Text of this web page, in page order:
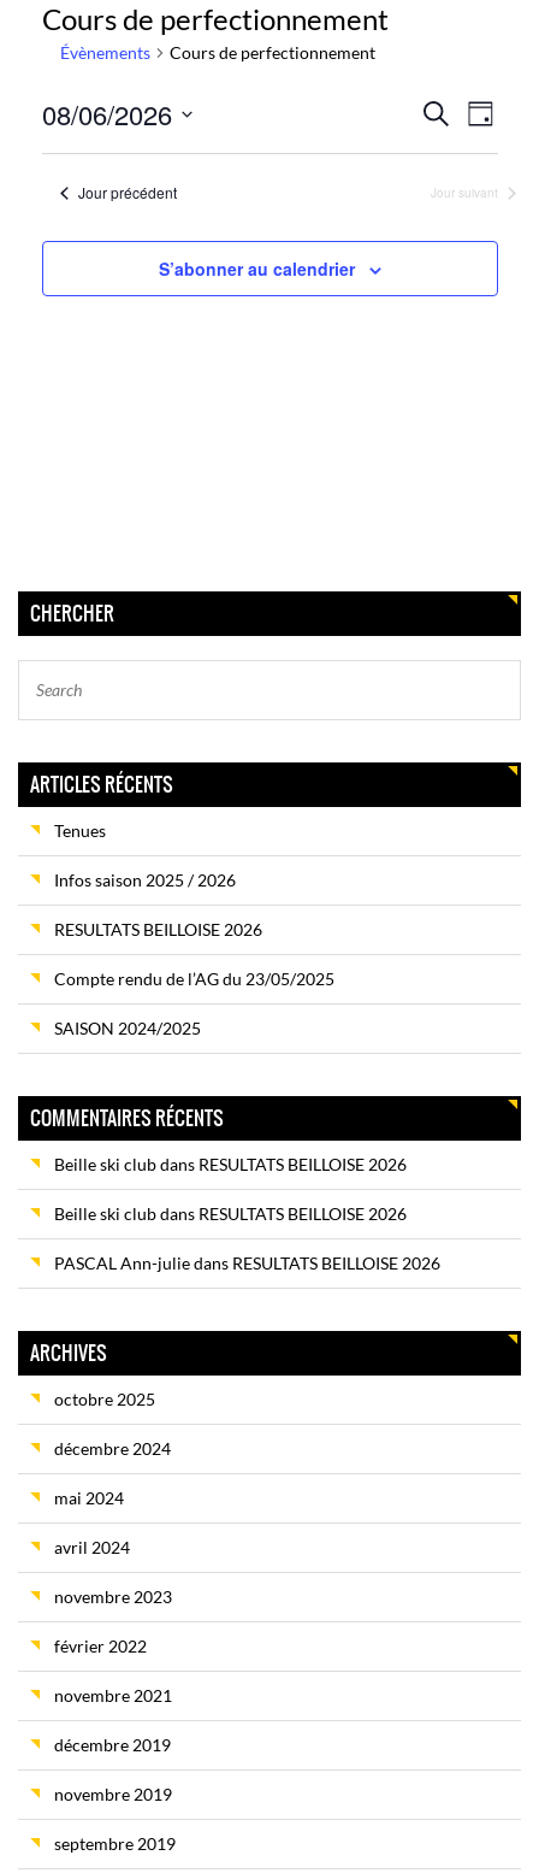
Cours de perfectionnement
Évènements Cours de perfectionnement
et
de
Recherche
Jour
08/06/2026
date. Jour précédent Jour suivant
S’abonner au calendrier
CHERCHER
ARTICLES RÉCENTS
Tenues
Infos saison 2025 / 2026
RESULTATS BEILLOISE 2026
Compte rendu de l’AG du 23/05/2025
SAISON 2024/2025
COMMENTAIRES RÉCENTS
Beille ski clubdans RESULTATS BEILLOISE 2026
Beille ski clubdans RESULTATS BEILLOISE 2026
PASCAL Ann-juliedans RESULTATS BEILLOISE 2026
ARCHIVES
octobre 2025
décembre 2024
mai 2024
avril 2024
novembre 2023
février 2022
novembre 2021
décembre 2019
novembre 2019
septembre 2019